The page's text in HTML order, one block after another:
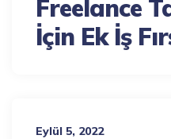
Freelance
İçin Ek İş
Eylül 5, 2022